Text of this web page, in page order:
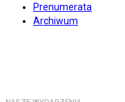
Prenumerata
Archiwum